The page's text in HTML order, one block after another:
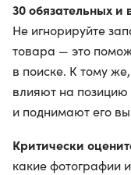
30 обязательных и
Не игнорируйте
товара — это
в поиске. К тому
влияют на
и поднимают его
Критически
какие фотографии